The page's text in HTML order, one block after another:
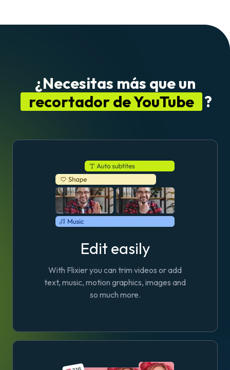
¿Necesitas más que un
recortador de YouTube ?
Edit easily
With Flixier you can trim videos or add
text, music, motion graphics, images and
so much more.